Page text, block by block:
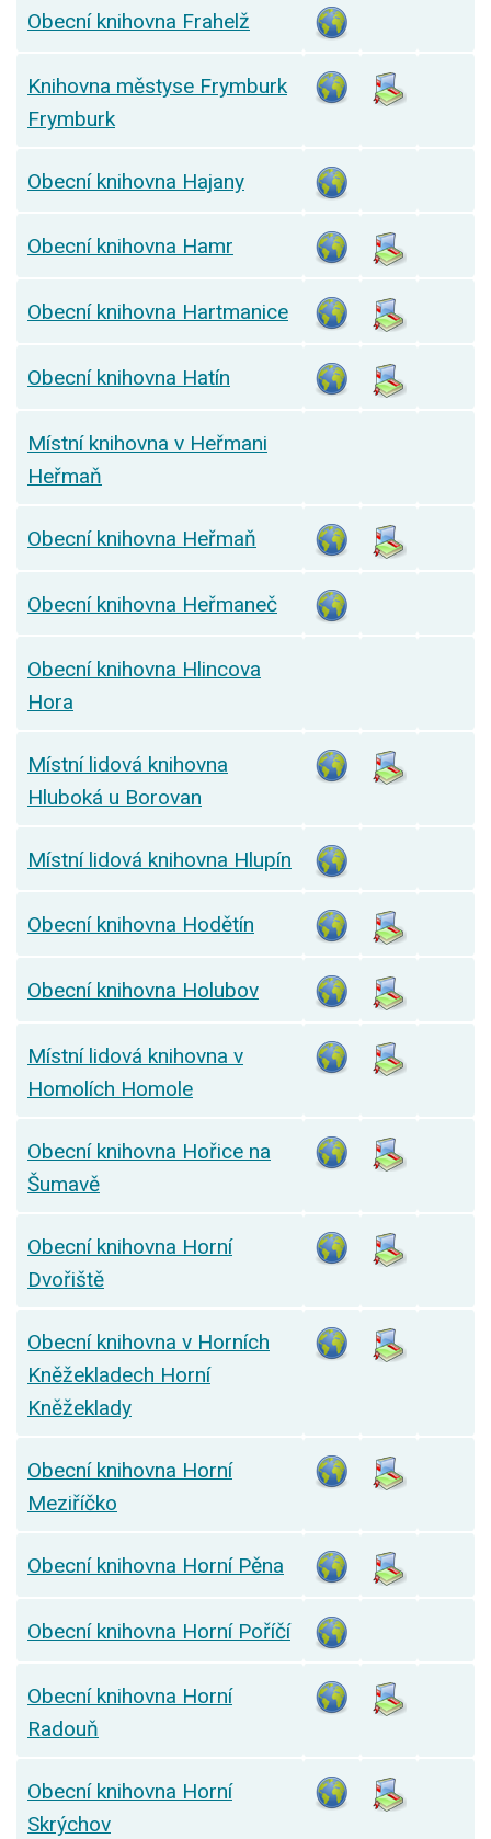
Obecní knihovna Frahelž
Knihovna městyse Frymburk
Frymburk
Obecní knihovna Hajany
Obecní knihovna Hamr
Obecní knihovna Hartmanice
Obecní knihovna Hatín
Místní knihovna v Heřmani
Heřmaň
Obecní knihovna Heřmaň
Obecní knihovna Heřmaneč
Obecní knihovna Hlincova
Hora
Místní lidová knihovna
Hluboká u Borovan
Místní lidová knihovna Hlupín
Obecní knihovna Hodětín
Obecní knihovna Holubov
Místní lidová knihovna v
Homolích Homole
Obecní knihovna Hořice na
Šumavě
Obecní knihovna Horní
Dvořiště
Obecní knihovna v Horních
Kněžekladech Horní
Kněžeklady
Obecní knihovna Horní
Meziříčko
Obecní knihovna Horní Pěna
Obecní knihovna Horní Poříčí
Obecní knihovna Horní
Radouň
Obecní knihovna Horní
Skrýchov